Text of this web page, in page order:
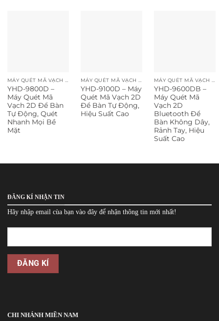
MÁY QUÉT MÃ VẠCH ĐỂ BÀN
YHD-9800D –
Máy Quét Mã
Vạch 2D Để Bàn
Tự Động, Quét
Nhanh Mọi Bề
Mặt
MÁY QUÉT MÃ VẠCH ĐỂ BÀN
YHD-9100D – Máy
Quét Mã Vạch 2D
Để Bàn Tự Động,
Hiệu Suất Cao
MÁY QUÉT MÃ VẠCH ĐỂ BÀN
YHD-9600DB –
Máy Quét Mã
Vạch 2D
Bluetooth Để
Bàn Không Dây,
Rảnh Tay, Hiệu
Suất Cao
ĐĂNG KÍ NHẬN TIN
Hãy nhập email cùa bạn vào đây để nhận thông tin mới nhất!
CHI NHÁNH MIỀN NAM